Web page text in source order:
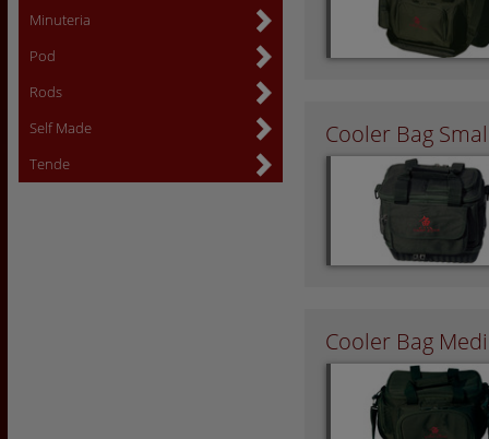
Minuteria
Pod
Rods
Self Made
Tende
Cooler Bag
Cooler Bag